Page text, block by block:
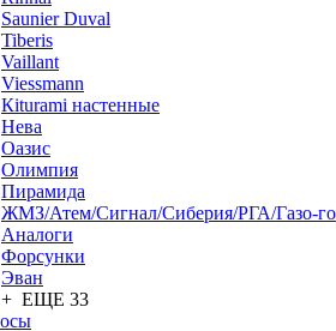
Saunier Duval
Tiberis
Vaillant
Viessmann
Кiturami настенные
Нева
Оазис
Олимпия
Пирамида
ЖМЗ/Атем/Сигнал/Сиберия/РГА/Газо-
Aналоги
Форсунки
Эван
+ ЕЩЕ 33